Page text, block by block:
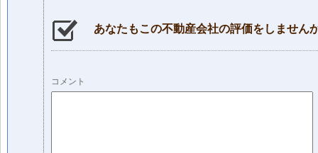
あなたもこの不動産会社の評価をしません
コメント